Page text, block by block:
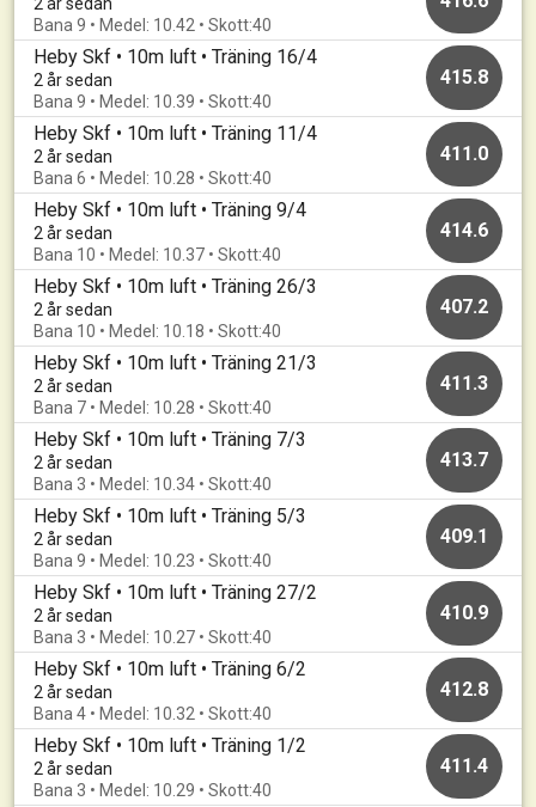
Bana 9 • Medel: 10.42 • Skott:40
Heby Skf • 10m luft • Träning 16/4
2 år sedan
Bana 9 • Medel: 10.39 • Skott:40
415.8
Heby Skf • 10m luft • Träning 11/4
2 år sedan
Bana 6 • Medel: 10.28 • Skott:40
411.0
Heby Skf • 10m luft • Träning 9/4
2 år sedan
Bana 10 • Medel: 10.37 • Skott:40
414.6
Heby Skf • 10m luft • Träning 26/3
2 år sedan
Bana 10 • Medel: 10.18 • Skott:40
407.2
Heby Skf • 10m luft • Träning 21/3
2 år sedan
Bana 7 • Medel: 10.28 • Skott:40
411.3
Heby Skf • 10m luft • Träning 7/3
2 år sedan
Bana 3 • Medel: 10.34 • Skott:40
413.7
Heby Skf • 10m luft • Träning 5/3
2 år sedan
Bana 9 • Medel: 10.23 • Skott:40
409.1
Heby Skf • 10m luft • Träning 27/2
2 år sedan
Bana 3 • Medel: 10.27 • Skott:40
410.9
Heby Skf • 10m luft • Träning 6/2
2 år sedan
Bana 4 • Medel: 10.32 • Skott:40
412.8
Heby Skf • 10m luft • Träning 1/2
2 år sedan
Bana 3 • Medel: 10.29 • Skott:40
411.4